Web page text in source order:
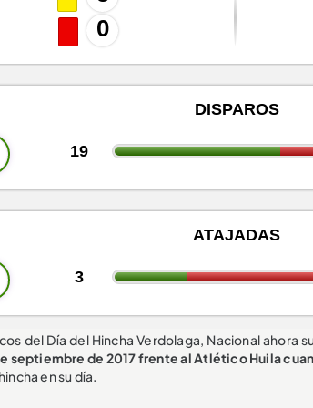
del Día del Hincha Verdolaga, Nacional ahora
septiembre de 2017 frente al Atlético Huila
en su día.